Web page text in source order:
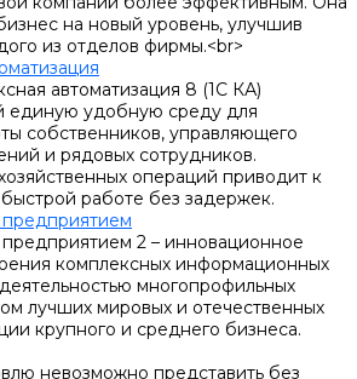
на новый уровень, улучшив
из отделов фирмы.<br>
автоматизация 8 (1С КА)
единую удобную среду для
собственников, управляющего
и рядовых сотрудников.
операций приводит к
работе без задержек.
2 – инновационное
комплексных информационных
многопрофильных
лучших мировых и отечественных
крупного и среднего бизнеса.
невозможно представить без